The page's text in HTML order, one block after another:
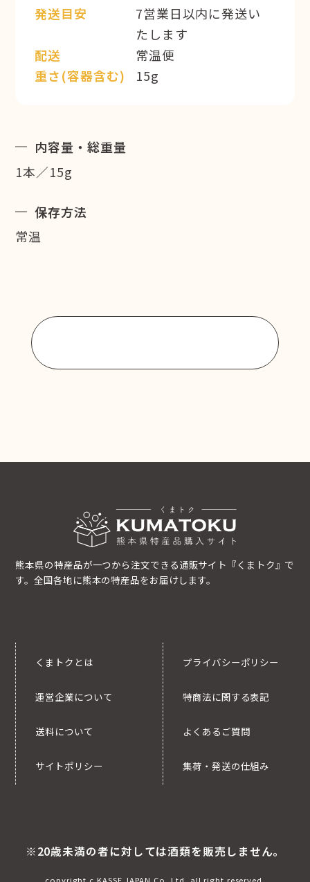
発送目安
7営業日以内に発送い
たします
配送
常温便
重さ(容器含む)
15g
内容量・総重量
1本／15g
保存方法
常温
熊本県の特産品が一つから注文できる通販サイト『くまトク』で
す。全国各地に熊本の特産品をお届けします。
くまトクとは
運営企業について
送料について
サイトポリシー
プライバシーポリシー
特商法に関する表記
よくあるご質問
集荷・発送の仕組み
※20歳未満の者に対しては酒類を販売しません。
copyright c KASSE JAPAN Co.,Ltd. all right reserved.